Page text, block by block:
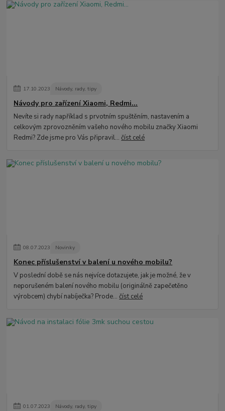
17.10.2023 Návody, rady, tipy
Návody pro zařízení Xiaomi, Redmi...
Nevíte si rady například s prvotním spuštěním, nastavením a
celkovým zprovozněním vašeho nového mobilu značky Xiaomi
Redmi? Zde jsme pro Vás připravil...číst celé
08.07.2023 Novinky
Konec příslušenství v balení u nového mobilu?
V poslední době se nás nejvíce dotazujete, jak je možné, že v
neporušeném balení nového mobilu (originálně zapečetěno
výrobcem) chybí nabíječka? Prode...číst celé
01.07.2023 Návody, rady, tipy